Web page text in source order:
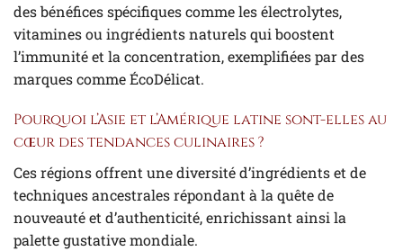
des bénéfices spécifiques comme les électrolytes,
vitamines ou ingrédients naturels qui boostent
l’immunité et la concentration, exemplifiées par des
marques comme ÉcoDélicat.
Pourquoi l’Asie et l’Amérique latine sont-elles au
cœur des tendances culinaires ?
Ces régions offrent une diversité d’ingrédients et de
techniques ancestrales répondant à la quête de
nouveauté et d’authenticité, enrichissant ainsi la
palette gustative mondiale.